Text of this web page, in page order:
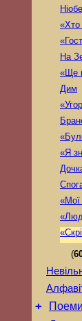
«Хто
На
«Ще
Дим
«Я
«Мої
(
+ Поеми